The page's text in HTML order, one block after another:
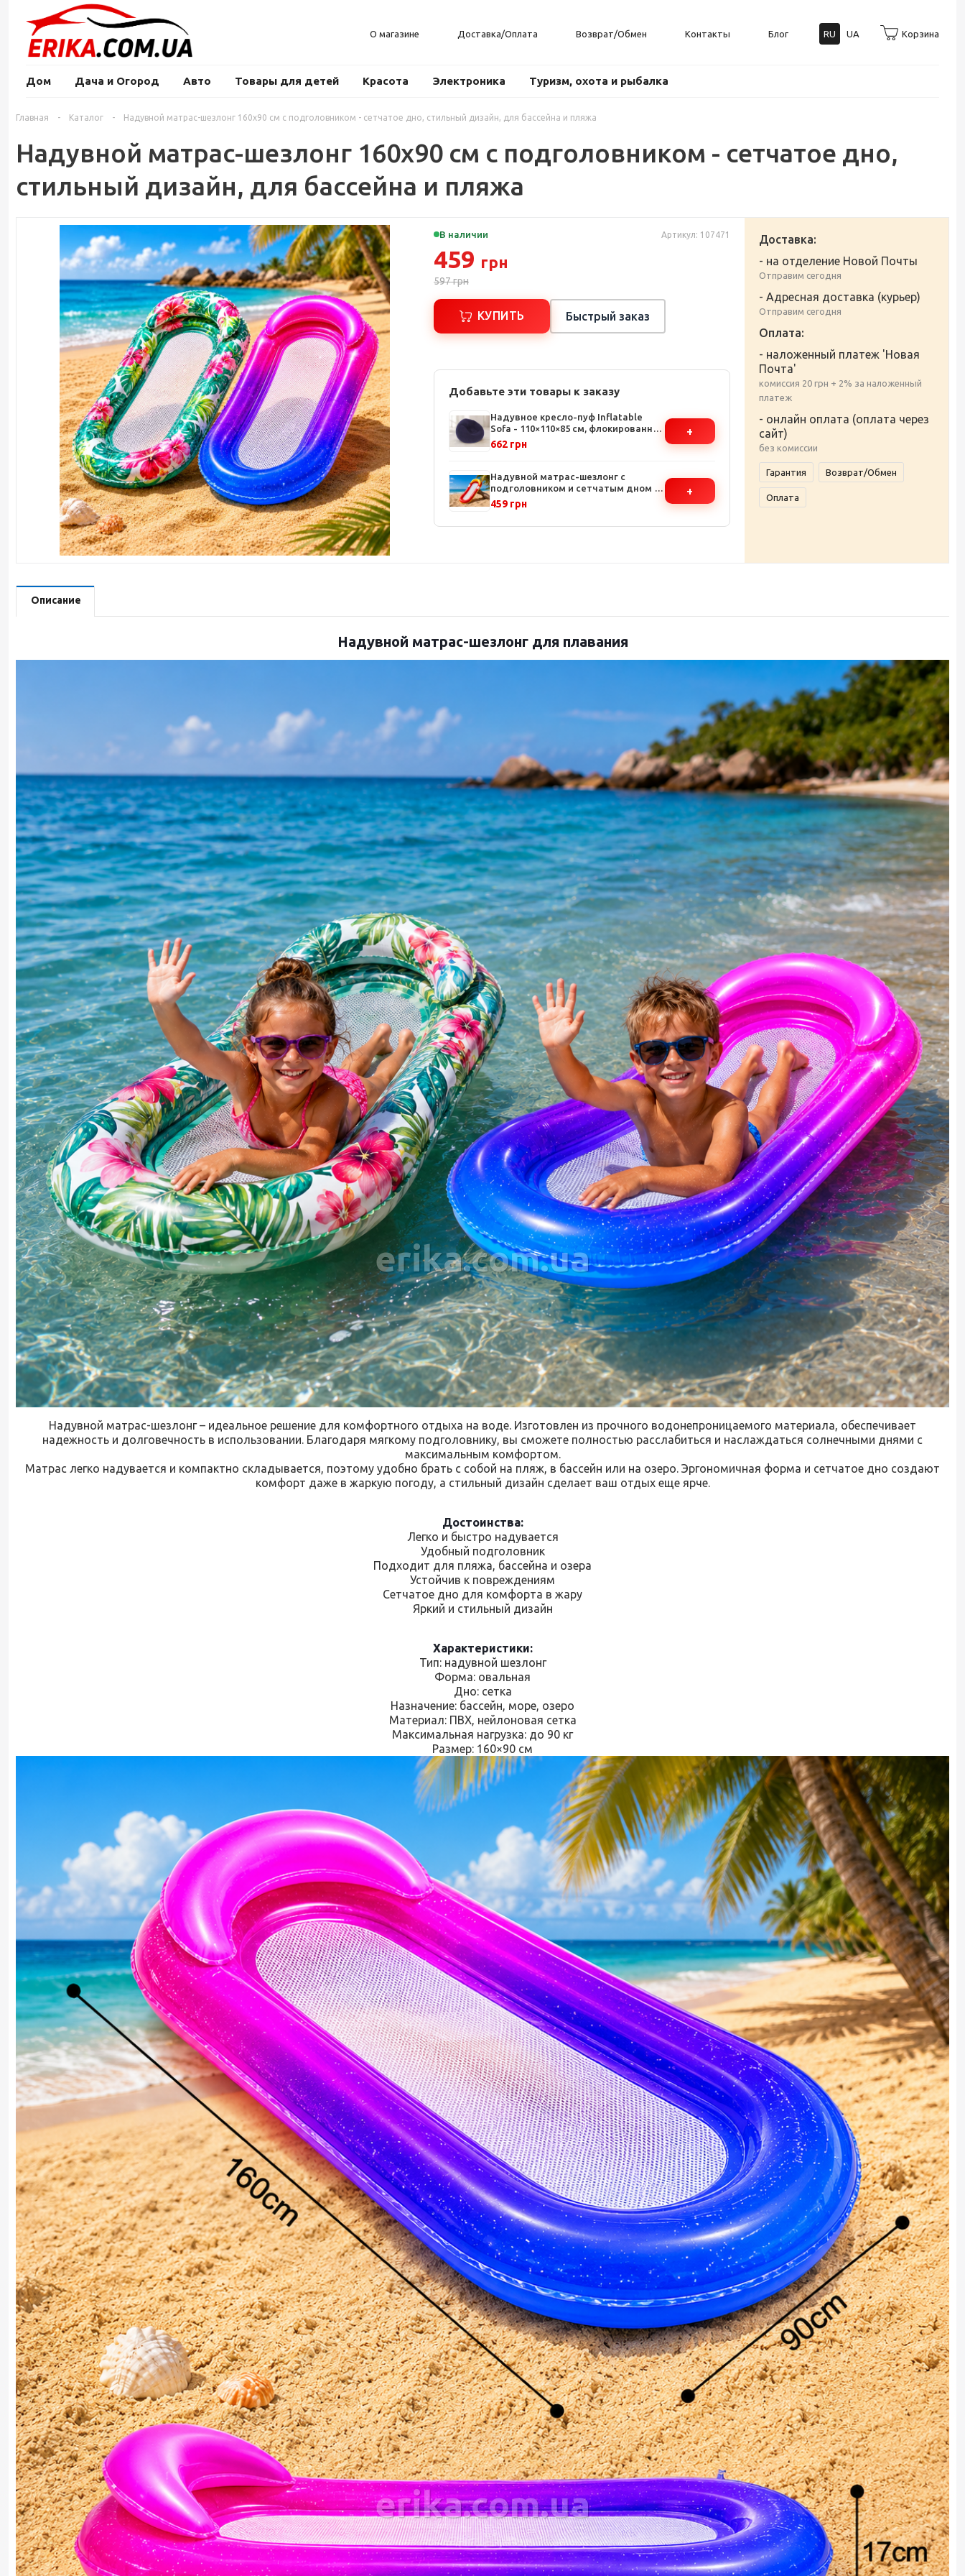
О магазине Доставка/Оплата Возврат/Обмен Контакты Блог RU UA Корзина
Дом Дача и Огород Авто Товары для детей Красота Электроника Туризм, охота и рыбалка
Главная - Каталог - Надувной матрас-шезлонг 160x90 см с подголовником - сетчатое дно, стильный дизайн, для бассейна и пляжа
Надувной матрас-шезлонг 160x90 см с подголовником - сетчатое дно,
стильный дизайн, для бассейна и пляжа
В наличии Артикул: 107471
459 грн
597грн
КУПИТЬ Быстрый заказ
Добавьте эти товары к заказу
Надувное кресло-пуф Inflatable
Sofa - 110×110×85 см, флокированное
покрытие, до 150 кг
662 грн
+
Надувной матрас-шезлонг с
подголовником и сетчатым дном -
160x90 см, Красный, для плавания и
отдыха
459 грн
+
Доставка:
- на отделение Новой Почты
Отправим сегодня
- Адресная доставка (курьер)
Отправим сегодня
Оплата:
- наложенный платеж 'Новая
Почта'
комиссия 20 грн + 2% за наложенный
платеж
- онлайн оплата (оплата через
сайт)
без комиссии
Гарантия Возврат/Обмен
Оплата
Описание
Надувной матрас-шезлонг для плавания
erika.com.ua
Надувной матрас-шезлонг – идеальное решение для комфортного отдыха на воде. Изготовлен из прочного водонепроницаемого материала, обеспечивает
надежность и долговечность в использовании. Благодаря мягкому подголовнику, вы сможете полностью расслабиться и наслаждаться солнечными днями с
максимальным комфортом.
Матрас легко надувается и компактно складывается, поэтому удобно брать с собой на пляж, в бассейн или на озеро. Эргономичная форма и сетчатое дно создают
комфорт даже в жаркую погоду, а стильный дизайн сделает ваш отдых еще ярче.
Достоинства:
Легко и быстро надувается
Удобный подголовник
Подходит для пляжа, бассейна и озера
Устойчив к повреждениям
Сетчатое дно для комфорта в жару
Яркий и стильный дизайн
Характеристики:
Тип: надувной шезлонг
Форма: овальная
Дно: сетка
Назначение: бассейн, море, озеро
Материал: ПВХ, нейлоновая сетка
Максимальная нагрузка: до 90 кг
Размер: 160×90 см
erika.com.ua